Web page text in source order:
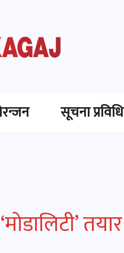
सूचना प्रविधि
तयार